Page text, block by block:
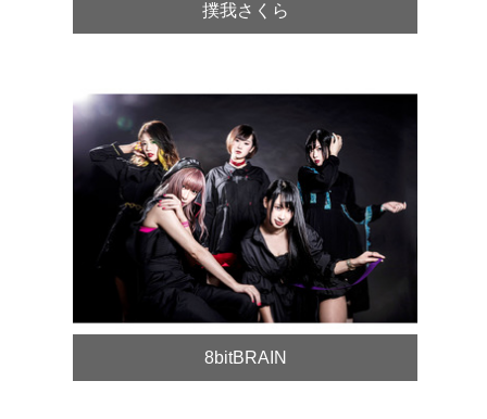
撲我さくら
8bitBRAIN